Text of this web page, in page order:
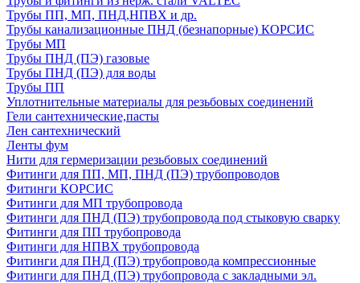
Трубы ПП, МП, ПНД,НПВХ и др.
Трубы канализационные ПНД (безнапорные) КОРСИС
Трубы МП
Трубы ПНД (ПЭ) газовые
Трубы ПНД (ПЭ) для воды
Трубы ПП
Уплотнительные материалы для резьбовых соединений
Гели сантехнические,пасты
Лен сантехнический
Ленты фум
Нити для гермеризации резьбовых соединений
Фитинги для ПП, МП, ПНД (ПЭ) трубопроводов
Фитинги КОРСИС
Фитинги для МП трубопровода
Фитинги для ПНД (ПЭ) трубопровода под стыковую сварку
Фитинги для ПП трубопровода
Фитинги для НПВХ трубопровода
Фитинги для ПНД (ПЭ) трубопровода компрессионные
Фитинги для ПНД (ПЭ) трубопровода с закладными эл.